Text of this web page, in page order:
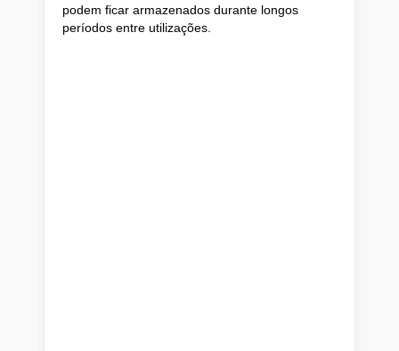
podem ficar armazenados durante longos
períodos entre utilizações.